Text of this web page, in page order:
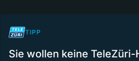
TIPP
Sie wollen keine TeleZüri-